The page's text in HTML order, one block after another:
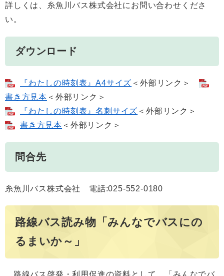
詳しくは、糸魚川バス株式会社にお問い合わせくださ
い。
ダウンロード
『わたしの時刻表』A4サイズ ＜外部リンク＞
書き方見本 ＜外部リンク＞
『わたしの時刻表』名刺サイズ ＜外部リンク＞
書き方見本 ＜外部リンク＞
問合先
糸魚川バス株式会社 電話:025-552-0180
路線バス読み物「みんなでバスにの
るまいか～」
路線バス啓発・利用促進の資料として、「みんなでバ